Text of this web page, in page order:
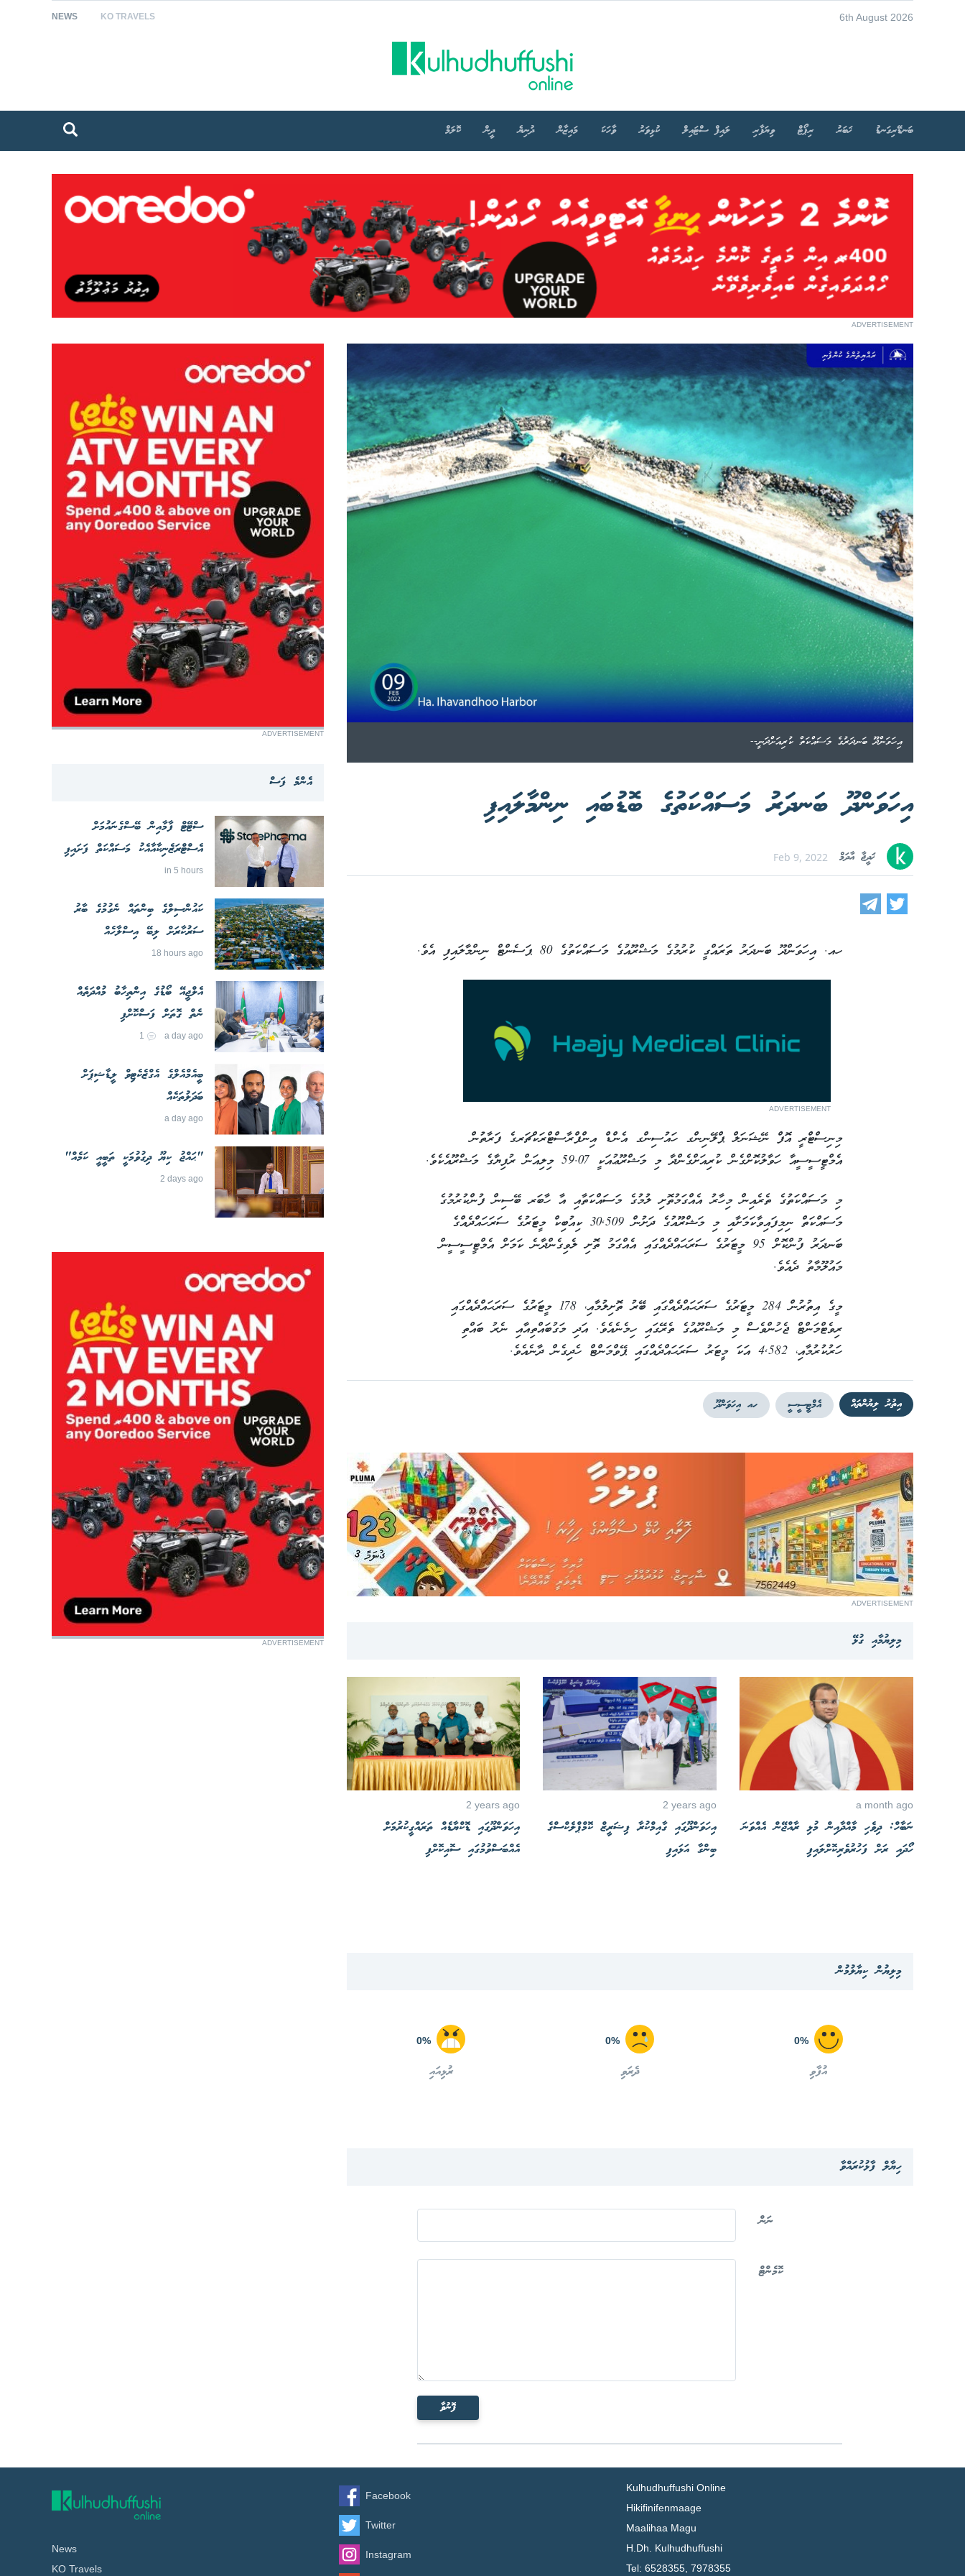
NEWS KO TRAVELS 6th August 2026
ބަނޑޭރިގަނޑު ޚަބަރު ރިޕޯޓް ވިޔަފާރި ލައިފް ސްޓައިލް ކުޅިވަރު ވާހަކަ މައިޒާން ދުނިޔެ ދީން ކޮލަމް
ADVERTISEMENT
އިހަވަންދޫ ބަނދަރުގެ މަސައްކަތް ކުރިއަށްދަނީ--
އިހަވަންދޫ ބަނދަރު މަސައްކަތުގެ ބޮޑުބައި ނިންމާލައިފި
ޚަދީޖާ އާދަމް Feb 9, 2022
ހއ. އިހަވަންދޫ ބަނދަރު ތަރައްގީ ކުރުމުގެ މަޝްރޫއުގެ މަސައްކަތުގެ 80 ޕަސެންޓް ނިންމާލައިފި އެވެ.
ADVERTISEMENT
މިނިސްޓްރީ އޮފް ނޭޝަނަލް ޕްލޭނިންގ ހައުސިންގ އެންޑް އިންފްރާސްޓްރަކްޗަރގެ ފަރާތުން
އެމްޓީސީސީއާ ހަވާލުކޮށްގެން ކުރިއަށްގެންދާ މި މަޝްރޫޢުއަކީ 59.07 މިލިއަން ރުފިޔާގެ މަޝްރޫއެކެވެ.
މި މަސައްކަތުގެ ތެރެއިން މިހާރު އެއްގަމުތޮށި ލުމުގެ މަސައްކަތާއި އާ ހާބަރ ބޭސިން ފުންކުރުމުގެ
މަސައްކަތް ނިމިފައިވާކަމަށާއި މި މަޝްރޫއުގެ ދަށުން 30,509 ކިއުބިކް މީޓަރުގެ ސަރަހައްދެއްގެ
ބަނދަރު ފުންކޮށް 95 މީޓަރުގެ ސަރަޙައްދެއްގައި އެއްގަމު ތޮށި ލެވިގެންދާނެ ކަމަށް އެމްޓީސީސީން
މައުލޫމާތު ދެއެވެ.
މީގެ އިތުރުން 284 މީޓަރުގެ ސަރަޙައްދެއްގައި ބޭރު ތޮށިލުމާއި، 178 މީޓަރުގެ ސަރަޙައްދެއްގައި
ރިވެޓްމަންޓް ޖެހުންވެސް މި މަޝްރޫއުގެ ތެރޭގައި ހިމެނެއެވެ. އަދި މަގުބައްތިއާއި ނެރު ބައްތި
ހަރުކުރުމާއި، 4,582 އަކަ މީޓަރު ސަރަޙައްދެއްގައި ޕޭވްމަންޓް ހެދިގެން ދާނެއެވެ.
އިތުރު ލިޔުންތައް އެމްޓީސީސީ ހއ އިހަވަންދޫ
ADVERTISEMENT
މިލިޔުމާއި ގުޅޭ
a month ago
ނަބާހް: ދިވެހި މާއްދާއިން މުޅި ރާއްޖޭން އެއްވަނަ
ހޯދައި ރަށް ފަހުރުވެރިކޮށްލައިފި
2 years ago
އިހަވަންދޫގައި ގާއިމްކުރާ ފިޝަރީޒް ކޮމްޕްލެކްސްގެ
ބިންގާ އަޅައިފި
2 years ago
އިހަވަންދޫގައި ޑޮކްޔާޑެއް ތަރައްގީކުރުމަށް
އެއްބަސްވުމުގައި ސޮއިކޮށްފި
މިލިޔުން ކިޔާލުމުން
0%
އުފާވި
0%
ދެރަވި
0%
ރުޅިއައި
ހިޔާލް ފާޅުކުރައްވާ
ނަން
ކޮމެންޓް
ފޮނުވާ
ADVERTISEMENT
އެންމެ ފަސް
ސްޓޭޓް ފާމާއިން ބޭސްގެނައުމަށް
އެސްޓްރަޒެނިކާއާއެކު މަސައްކަތް ފަށައިފި
in 5 hours
ކައުންސިލްގެ ބިންތައް ނެގުމުގެ ބާރު
ސަރުކާރަށް ލިބޭ އިސްލާހެއް
18 hours ago
އެލްޖީއޭ ބޯޑުގެ އިންތިހާބު މުއްދަތެއް
ނެތް ގޮތަށް ފަސްކޮށްފި
a day ago
1
ބީއެމްއެލްގެ އެގްޒެކެޓިވް ލީޑާޝިޕަށް
ބަދަލުތަކެއް
a day ago
"ޙައްޖު ކިޔޫ ދިގުވުމަކީ ތަބީއީ ކަމެއް"
2 days ago
ADVERTISEMENT
News
KO Travels
Facebook
Twitter
Instagram
Kulhudhuffushi Online
Hikifinifenmaage
Maalihaa Magu
H.Dh. Kulhudhuffushi
Tel: 6528355, 7978355